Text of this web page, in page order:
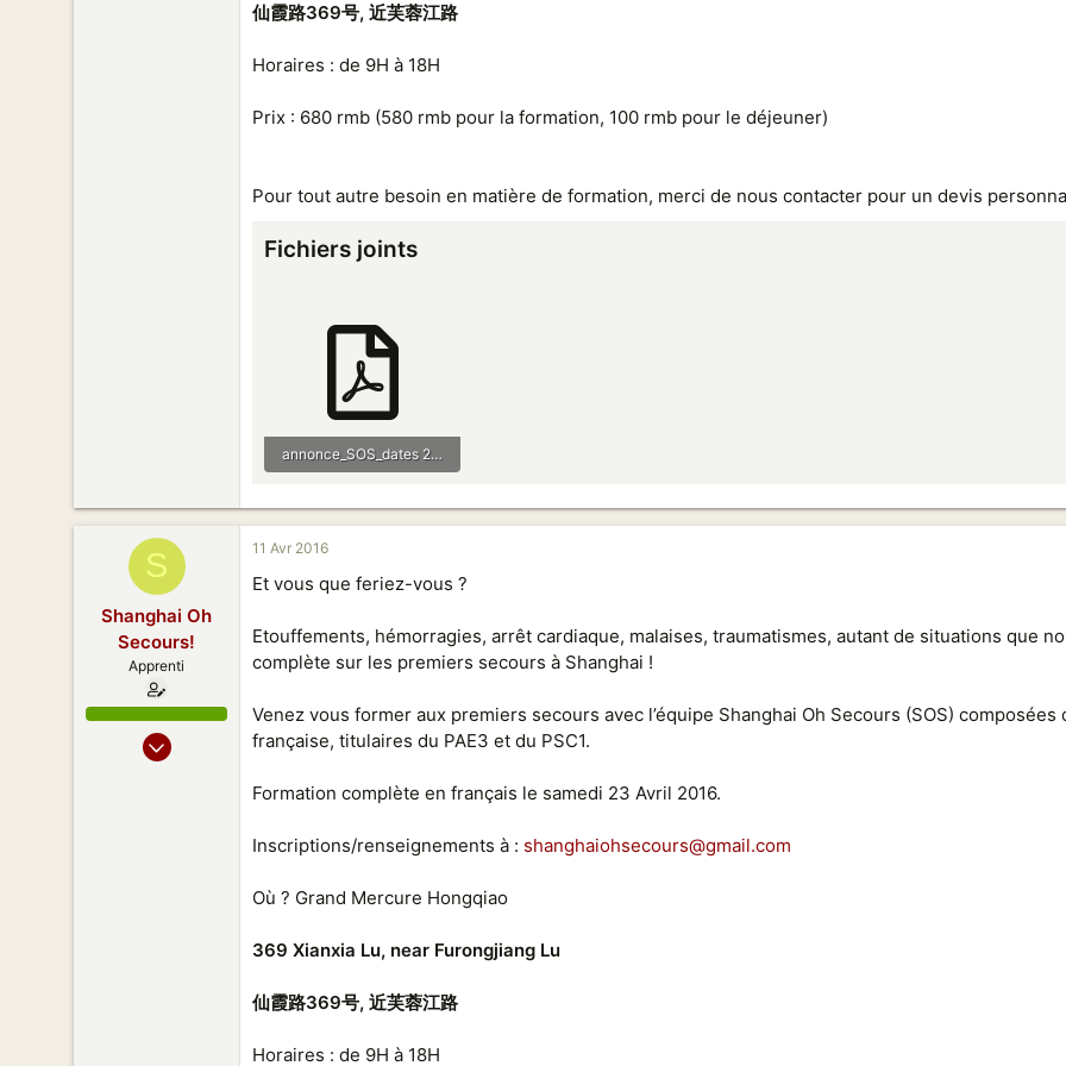
仙霞路369号, 近芙蓉江路
Horaires : de 9H à 18H
Prix : 680 rmb (580 rmb pour la formation, 100 rmb pour le déjeuner)
Pour tout autre besoin en matière de formation, merci de nous contacter pour un devis
Fichiers joints
annonce_SOS_dates 2016.pdf
S
Shanghai Oh
Secours!
Apprenti
28 Jan 2015
11 Avr 2016
Et vous que feriez-vous ?
Etouffements, hémorragies, arrêt cardiaque, malaises, traumatismes, autant de situations que
complète sur les premiers secours à Shanghai !
Venez vous former aux premiers secours avec l’équipe Shanghai Oh Secours (SOS)
française, titulaires du PAE3 et du PSC1.
Formation complète en français le samedi 23 Avril 2016.
Inscriptions/renseignements à : shanghaiohsecours@gmail.com
Où ? Grand Mercure Hongqiao
369 Xianxia Lu, near Furongjiang Lu
仙霞路369号, 近芙蓉江路
Horaires : de 9H à 18H